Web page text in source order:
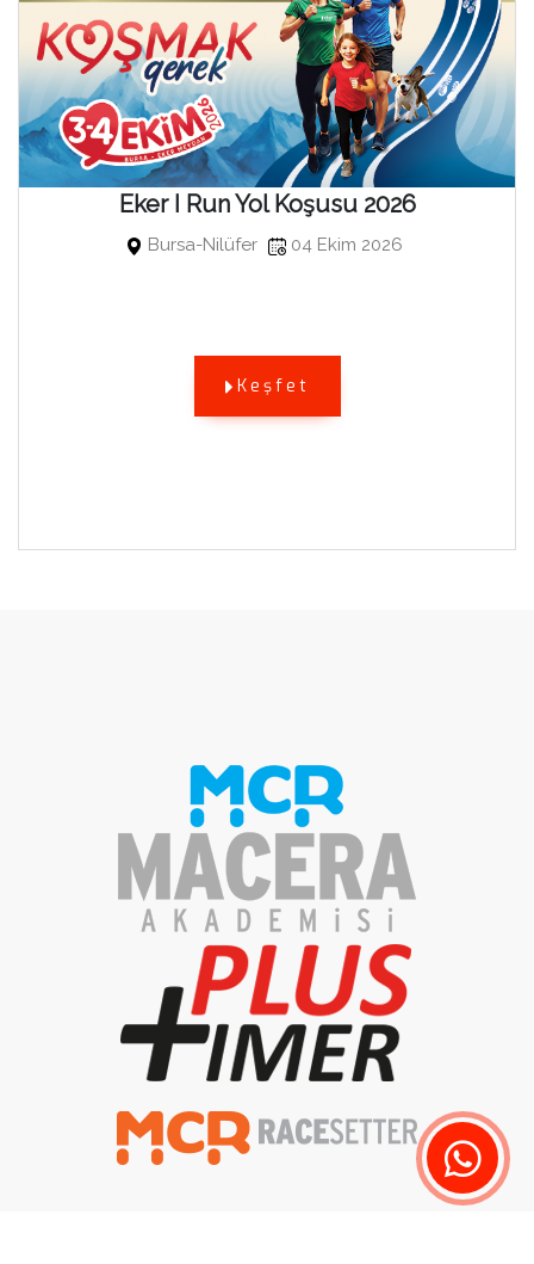
Eker I Run Yol Koşusu 2026
Bursa-Nilüfer 04 Ekim 2026
Keşfet